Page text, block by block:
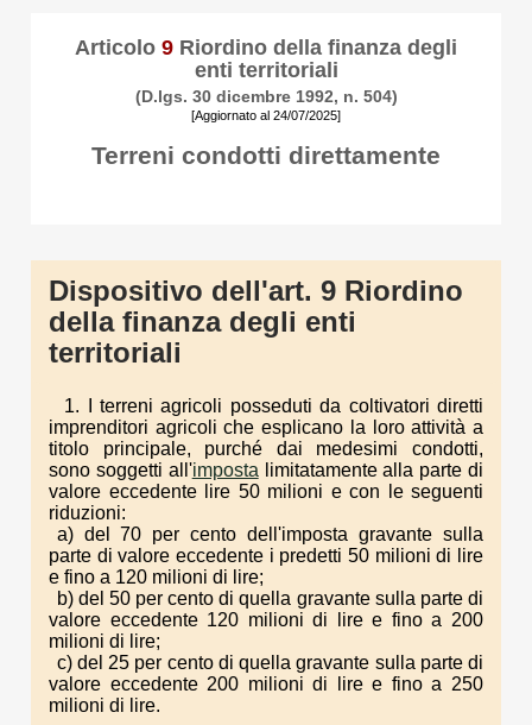
Articolo 9 Riordino della finanza degli
enti territoriali
(D.lgs. 30 dicembre 1992, n. 504)
[Aggiornato al 24/07/2025]
Terreni condotti direttamente
Dispositivo dell'art. 9 Riordino
della finanza degli enti
territoriali
1. I terreni agricoli posseduti da coltivatori diretti
imprenditori agricoli che esplicano la loro attività a
titolo principale, purché dai medesimi condotti,
sono soggetti all'imposta limitatamente alla parte di
valore eccedente lire 50 milioni e con le seguenti
riduzioni:
a) del 70 per cento dell'imposta gravante sulla
parte di valore eccedente i predetti 50 milioni di lire
e fino a 120 milioni di lire;
b) del 50 per cento di quella gravante sulla parte di
valore eccedente 120 milioni di lire e fino a 200
milioni di lire;
c) del 25 per cento di quella gravante sulla parte di
valore eccedente 200 milioni di lire e fino a 250
milioni di lire.